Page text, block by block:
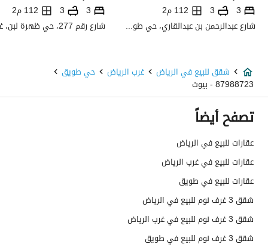
عمر العقار
جديد
عرض الشارع
0
رقم المخطط
رقم صك الملكية
واجهة العقار
حدود واطوال العقار
-
الضمانات والمدة
جميع
3
3
112 م2
شارع عبدالرحمن بن عبدالقاري، حي طويق، غرب الرياض، الرياض
3
3 112 م2
شقق للبيع في الرياض غرب الرياض حي طويق
87988723 - بيوت
تصفح أيضاً
عقارات للبيع في الرياض
عقارات للبيع في غرب الرياض
عقارات للبيع في طويق
شقق 3 غرف نوم للبيع في الرياض
شقق 3 غرف نوم للبيع في غرب الرياض
شقق 3 غرف نوم للبيع في طويق